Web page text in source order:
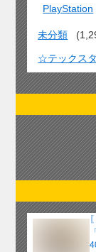
PlayStation
未分類
☆テックス